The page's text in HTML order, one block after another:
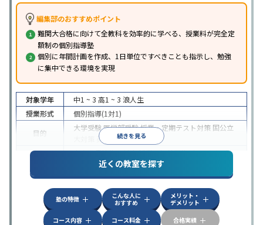
編集部のおすすめポイント
難関大合格に向けて全教科を効率的に学べる、授業料が完全定
額制の個別指導塾
個別に年間計画を作成、1日単位ですべきことも指示し、勉強
に集中できる環境を実現
続きを見る
対象学年 中1 ~ 3 高1 ~ 3 浪人生
授業形式
個別指導(1対1)
目的
大学受験医学部受験授業・定期テスト対策 国公立
英検(英語検定)対策
中高一貫校生に対応授業の振替可能オンライン対
自習室あり
近くの教室を探す
塾の特徴
こんな人に
おすすめ
メリット・
デメリット
コース内容
コース料金 合格実績